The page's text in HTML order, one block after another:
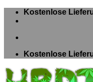
Zum
Inhalt
Kostenlose
Kostenlose